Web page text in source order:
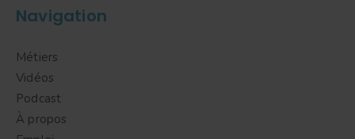
Navigation
Métiers
Vidéos
Podcast
À propos